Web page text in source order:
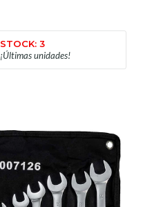
STOCK: 3
¡Últimas unidades!